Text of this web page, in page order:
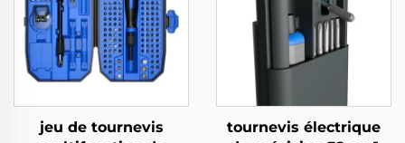
jeu de tournevis
tournevis électrique